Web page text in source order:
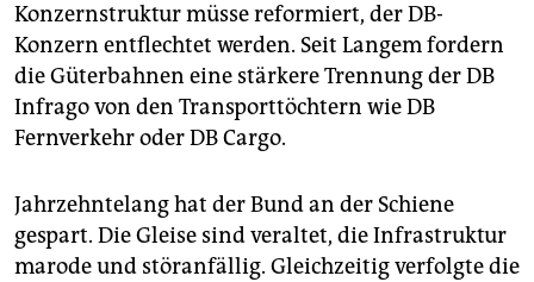
Konzernstruktur müsse reformiert, der DB-
Konzern entflechtet werden. Seit Langem fordern
die Güterbahnen eine stärkere Trennung der DB
Infrago von den Transporttöchtern wie DB
Fernverkehr oder DB Cargo.
Jahrzehntelang hat der Bund an der Schiene
gespart. Die Gleise sind veraltet, die Infrastruktur
marode und störanfällig. Gleichzeitig verfolgte die